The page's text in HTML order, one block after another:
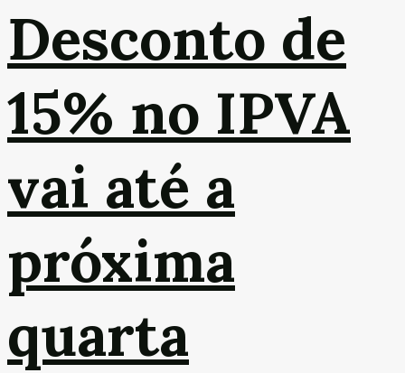
Desconto de
15% no IPVA
vai até a
próxima
quarta